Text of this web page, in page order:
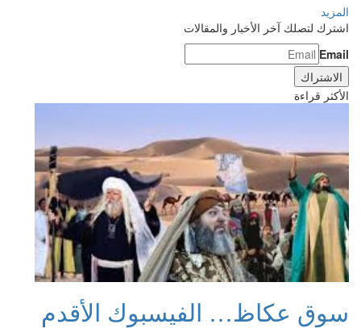
المزيد
اشترك لتصلك آخر الأخبار والمقالات
Email
الأكثر قراءة
سوق عكاظ… الفيسبوك الأقدم